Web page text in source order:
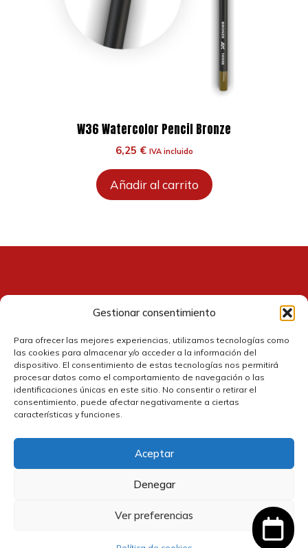
Gestionar consentimiento
Para ofrecer las mejores experiencias, utilizamos tecnologías como
las cookies para almacenar y/o acceder a la información del
dispositivo. El consentimiento de estas tecnologías nos permitirá
procesar datos como el comportamiento de navegación o las
identificaciones únicas en este sitio. No consentir o retirar el
consentimiento, puede afectar negativamente a ciertas
características y funciones.
Aceptar
Denegar
Ver preferencias
W36 Watercolor Pencil Bronze
6,25 € IVA incluido
Añadir al carrito
Contacto
2,95€
incluido
Añadir al carrito